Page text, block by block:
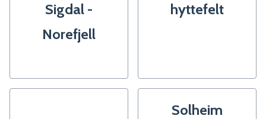
Sigdal -
Norefjell
hyttefelt
Solheim